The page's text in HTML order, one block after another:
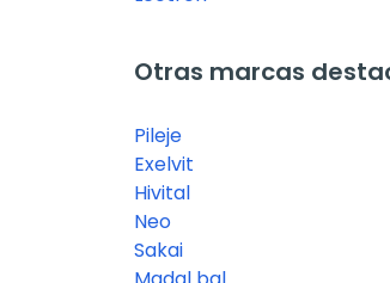
Otras marcas
Pileje
Exelvit
Hivital
Neo
Sakai